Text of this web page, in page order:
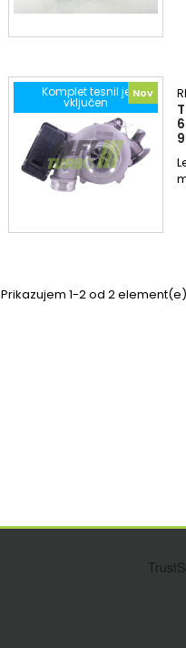
Komplet tesnil je
vključen
Nov
Prikazujem 1-2 od 2 element(e)